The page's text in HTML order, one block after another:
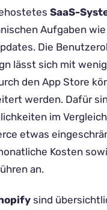
SaaS-
Aufgaben
Die
lässt sich mit
den App Store
werden. Dafür
im
etwas
Kosten
an.
sind